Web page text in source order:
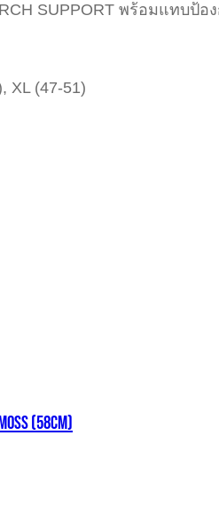
SUPPORT พร้อมแทบป้อ
XL (47-51)
(58cm)